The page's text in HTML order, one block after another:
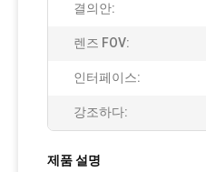
결의안:
렌즈 FOV:
인터페이스:
강조하다:
제품 설명